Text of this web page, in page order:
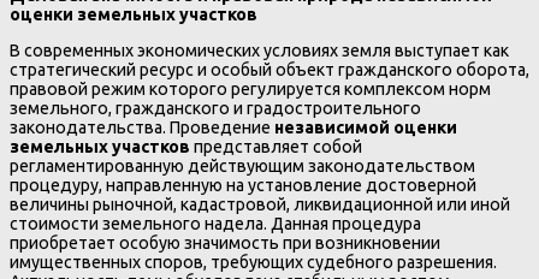
оценки земельных участков
В современных экономических условиях земля выступает как
стратегический ресурс и особый объект гражданского оборота,
правовой режим которого регулируется комплексом норм
земельного, гражданского и градостроительного
законодательства. Проведение независимой оценки
земельных участков представляет собой
регламентированную действующим законодательством
процедуру, направленную на установление достоверной
величины рыночной, кадастровой, ликвидационной или иной
стоимости земельного надела. Данная процедура
приобретает особую значимость при возникновении
имущественных споров, требующих судебного разрешения.